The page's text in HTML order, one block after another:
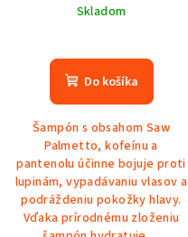
Skladom
hodnotenie
produktu
z
5
hviezdičiek.
Do košíka
Šampón s obsahom Saw
Palmetto, kofeínu a
pantenolu účinne bojuje proti
lupinám, vypadávaniu vlasov a
podráždeniu pokožky hlavy.
Vďaka prírodnému zloženiu